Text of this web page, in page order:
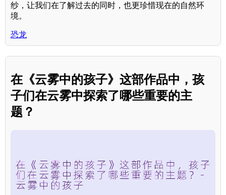
纱，让我们在了解过去的同时，也更珍惜现在的自然环
境。
恐龙
在《云雾中的孩子》这部作品中，孩
子们在云雾中探索了哪些重要的主
题？